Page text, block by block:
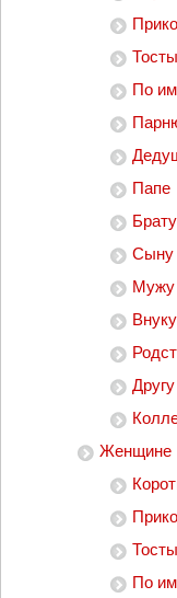
Тосты
По
Папе
Брату
Сыну
Мужу
Внуку
Другу
Женщине
Тосты
По